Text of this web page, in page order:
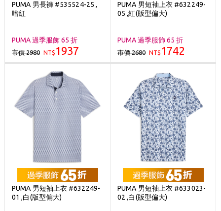
PUMA 男長褲 #535524-25 ,
暗紅
PUMA 過季服飾 65 折
市價 2980 NT$ 1937
PUMA 男短袖上衣 #632249-
05 ,紅(版型偏大)
PUMA 過季服飾 65 折
市價 2680 NT$ 1742
PUMA 男短袖上衣 #632249-
01 ,白(版型偏大)
PUMA 男短袖上衣 #633023-
02 ,白(版型偏大)